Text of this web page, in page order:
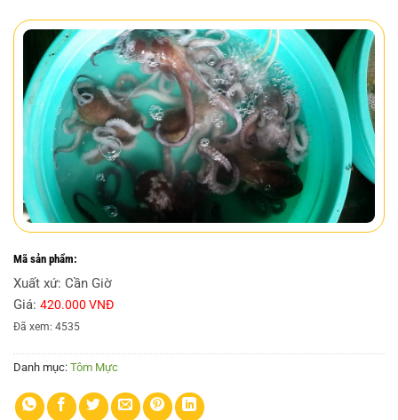
Mã sản phẩm:
Xuất xứ: Cần Giờ
Giá: 420.000 VNĐ
Đã xem: 4535
Danh mục: Tôm Mực